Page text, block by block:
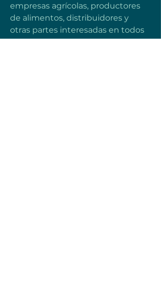
empresas agrícolas, productores
de alimentos, distribuidores y
otras partes interesadas en todos
los aspectos legales relacionados